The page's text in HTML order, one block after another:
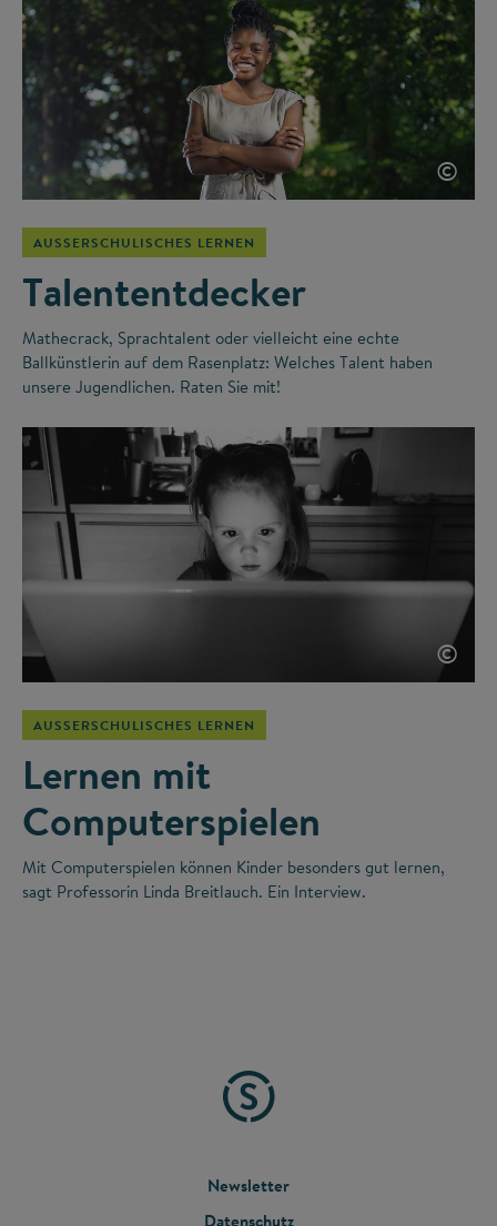
©
AUSSERSCHULISCHES LERNEN
Talententdecker
Mathecrack, Sprachtalent oder vielleicht eine echte
Ballkünstlerin auf dem Rasenplatz: Welches Talent haben
unsere Jugendlichen. Raten Sie mit!
©
AUSSERSCHULISCHES LERNEN
Lernen mit
Computerspielen
Mit Computerspielen können Kinder besonders gut lernen,
sagt Professorin Linda Breitlauch. Ein Interview.
FOOTER
Newsletter
Datenschutz